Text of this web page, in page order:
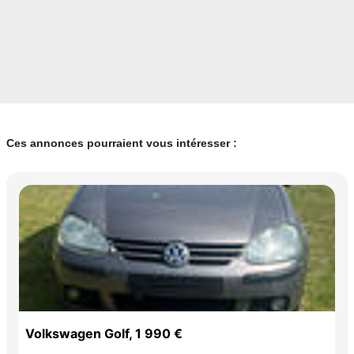
Ces annonces pourraient vous intéresser :
Volkswagen Golf, 1 990 €